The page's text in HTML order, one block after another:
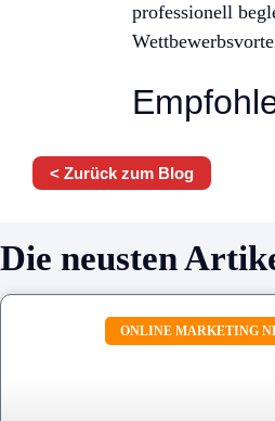
professionell
< Zurück zum Blog
Die neusten
ONLINE MARKETING